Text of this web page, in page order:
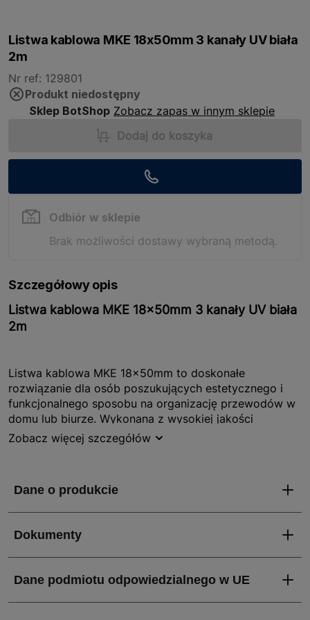
Listwa kablowa MKE 18x50mm 3 kanały UV biała
2m
Nr ref: 129801
Produkt niedostępny
Sklep BotShop Zobacz zapas w innym sklepie
Dodaj do koszyka
Odbiór w sklepie
Brak możliwości dostawy wybraną metodą.
Szczegółowy opis
Listwa kablowa MKE 18x50mm 3 kanały UV biała
2m
Listwa kablowa MKE 18x50mm to doskonałe
rozwiązanie dla osób poszukujących estetycznego i
funkcjonalnego sposobu na organizację przewodów w
domu lub biurze. Wykonana z wysokiej jakości
materiałów, listwa ta charakteryzuje się białym
kolorem, który doskonale wpasowuje się w każde
odcinkach, co znacząco poprawia estetykę
pomieszczenia.
Jakie właściwości i zalety ma listwa kablowa MKE
18x50mm 3 kanały UV biała 2m?
Listwa kablowa MKE 18x50mm posiada wiele zalet,
Zobacz więcej szczegółów